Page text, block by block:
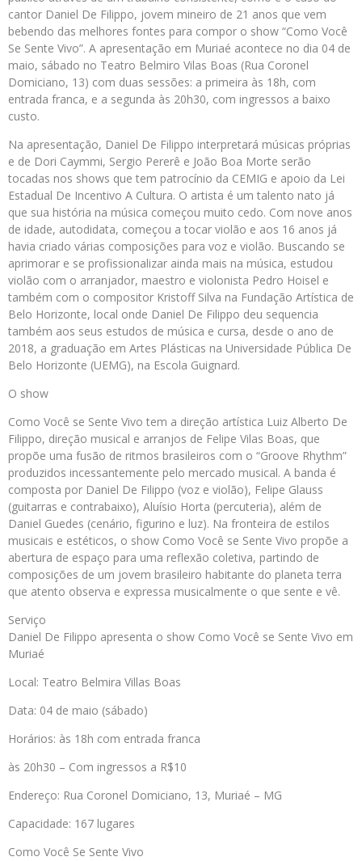
cantor Daniel De Filippo, jovem mineiro de 21 anos que vem
bebendo das melhores fontes para compor o show “Como Você
Se Sente Vivo”. A apresentação em Muriaé acontece no dia 04 de
maio, sábado no Teatro Belmiro Vilas Boas (Rua Coronel
Domiciano, 13) com duas sessões: a primeira às 18h, com
entrada franca, e a segunda às 20h30, com ingressos a baixo
custo.
Na apresentação, Daniel De Filippo interpretará músicas próprias
e de Dori Caymmi, Sergio Pererê e João Boa Morte serão
tocadas nos shows que tem patrocínio da CEMIG e apoio da Lei
Estadual De Incentivo A Cultura. O artista é um talento nato já
que sua história na música começou muito cedo. Com nove anos
de idade, autodidata, começou a tocar violão e aos 16 anos já
havia criado várias composições para voz e violão. Buscando se
aprimorar e se profissionalizar ainda mais na música, estudou
violão com o arranjador, maestro e violonista Pedro Hoisel e
também com o compositor Kristoff Silva na Fundação Artística de
Belo Horizonte, local onde Daniel De Filippo deu sequencia
também aos seus estudos de música e cursa, desde o ano de
2018, a graduação em Artes Plásticas na Universidade Pública De
Belo Horizonte (UEMG), na Escola Guignard.
O show
Como Você se Sente Vivo tem a direção artística Luiz Alberto De
Filippo, direção musical e arranjos de Felipe Vilas Boas, que
propõe uma fusão de ritmos brasileiros com o “Groove Rhythm”
produzidos incessantemente pelo mercado musical. A banda é
composta por Daniel De Filippo (voz e violão), Felipe Glauss
(guitarras e contrabaixo), Aluísio Horta (percuteria), além de
Daniel Guedes (cenário, figurino e luz). Na fronteira de estilos
musicais e estéticos, o show Como Você se Sente Vivo propõe a
abertura de espaço para uma reflexão coletiva, partindo de
composições de um jovem brasileiro habitante do planeta terra
que atento observa e expressa musicalmente o que sente e vê.
Serviço
Daniel De Filippo apresenta o show Como Você se Sente Vivo em
Muriaé
Local: Teatro Belmira Villas Boas
Data: 04 de maio (sábado)
Horários: às 18h com entrada franca
às 20h30 – Com ingressos a R$10
Endereço: Rua Coronel Domiciano, 13, Muriaé – MG
Capacidade: 167 lugares
Como Você Se Sente Vivo